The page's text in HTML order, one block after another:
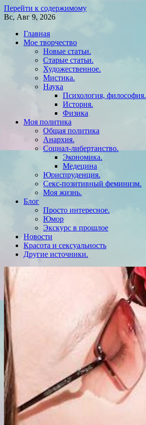
Перейти к содержимому
Вс, Авг 9, 2026
Главная
Мое творчество
Новые статьи.
Старые статьи.
Художественное.
Мистика.
Наука
Психология, философия.
История.
Физика
Моя политика
Общая политика
Анархия.
Социал-либертанство.
Экономика.
Медецина
Юриспруденция.
Секс-позитивный феминизм.
Моя жизнь.
Блог
Просто интересное.
Юмор
Экскурс в прошлое
Новости
Красота и сексуальность
Другие источники.